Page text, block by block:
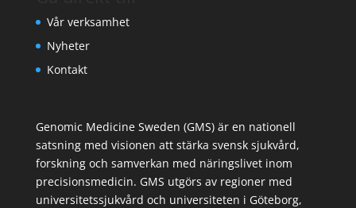
Vår verksamhet
Nyheter
Kontakt
Genomic Medicine Sweden (GMS) är en nationell
satsning med visionen att stärka svensk sjukvård,
forskning och samverkan med näringslivet inom
precisionsmedicin. GMS utgörs av regioner med
universitetssjukvård och universiteten i Göteborg,